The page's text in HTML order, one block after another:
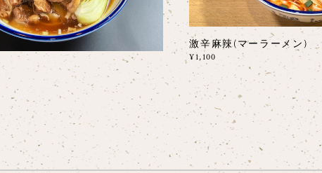
激辛麻辣(マーラーメン)
¥1,100